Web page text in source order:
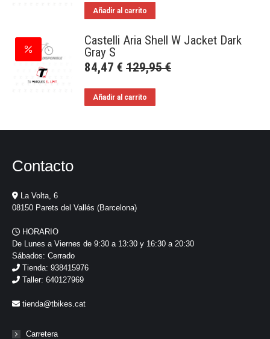
Añadir al carrito
Castelli Aria Shell W Jacket Dark
Gray S
84,47 € 129,95€
Añadir al carrito
Contacto
La Volta, 6
08150 Parets del Vallés (Barcelona)
HORARIO
De Lunes a Viernes de 9:30 a 13:30 y 16:30 a 20:30
Sábados: Cerrado
Tienda: 938415976
Taller: 640127969
tienda@tbikes.cat
Carretera